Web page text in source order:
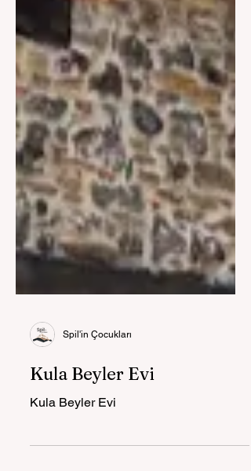
Spil'in Çocukları
Kula Beyler Evi